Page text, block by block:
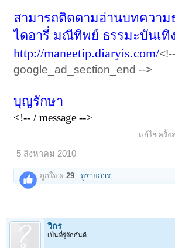
สามารถติดตามอ่านบทความ
ไดอารี่ มณีทิพย์ ธรรมะบันเทิ
http://maneetip.diaryis.com/<!--
google_ad_section_end -->
บุญรักษา
<!-- / message -->
แก้ไขครั้ง
5 สิงหาคม 2010
ถูกใจ x29 ดูรายการ
วิกร
เป็นที่รู้จักกันดี